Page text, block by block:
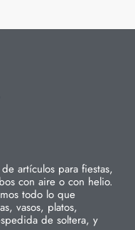
artículos para fiestas,
con aire o con helio.
todo lo que
vasos, platos,
de soltera, y